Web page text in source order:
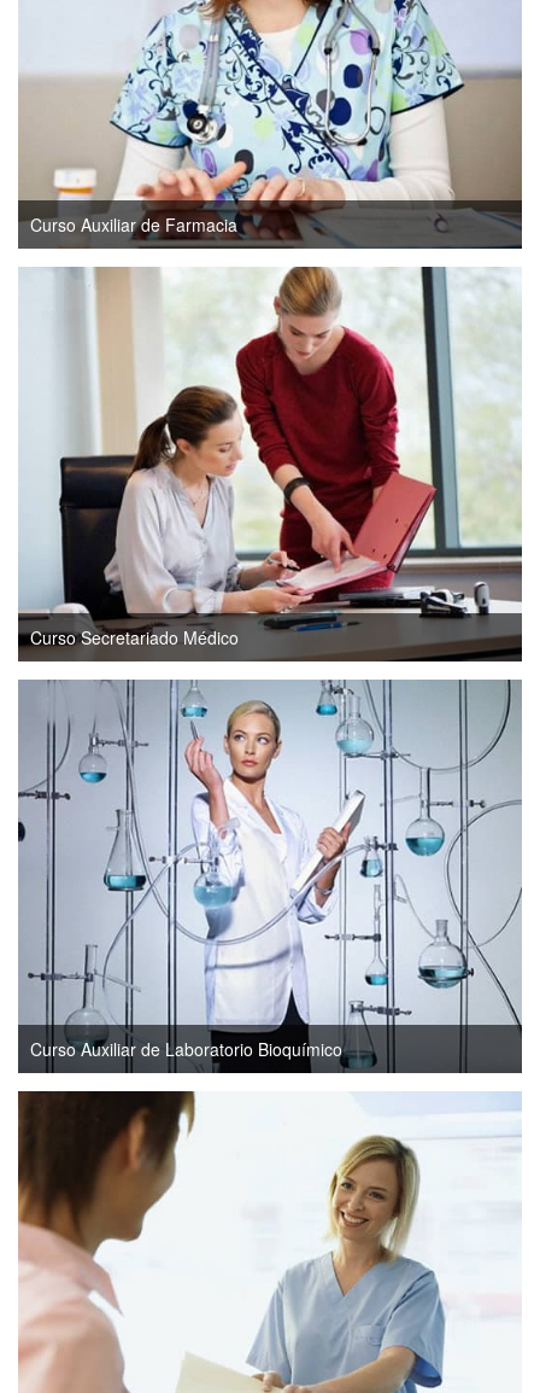
Curso Auxiliar de Farmacia
Curso Secretariado Médico
Curso Auxiliar de Laboratorio Bioquímico